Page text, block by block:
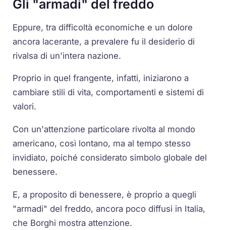
Gli "armadi" del freddo
Eppure, tra difficoltà economiche e un dolore
ancora lacerante, a prevalere fu il desiderio di
rivalsa di un'intera nazione.
Proprio in quel frangente, infatti, iniziarono a
cambiare stili di vita, comportamenti e sistemi di
valori.
Con un'attenzione particolare rivolta al mondo
americano, così lontano, ma al tempo stesso
invidiato, poiché considerato simbolo globale del
benessere.
E, a proposito di benessere, è proprio a quegli
"armadi" del freddo, ancora poco diffusi in Italia,
che Borghi mostra attenzione.